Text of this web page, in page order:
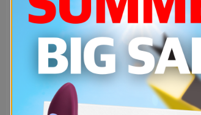
예상치 못한 에러입니다.